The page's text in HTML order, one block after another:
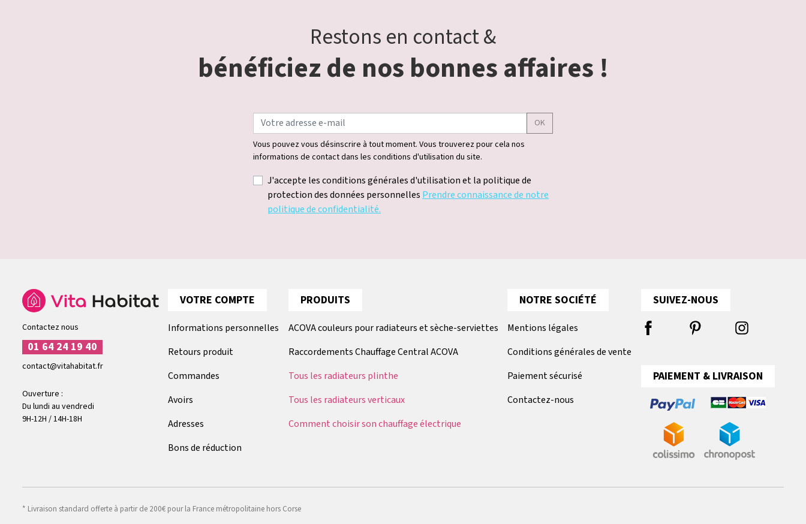
Restons en contact &
bénéficiez de nos bonnes affaires !
OK
Vous pouvez vous désinscrire à tout moment. Vous trouverez pour cela nos
informations de contact dans les conditions d'utilisation du site.
J'accepte les conditions générales d'utilisation et la politique de
protection des données personnelles Prendre connaissance de notre
politique de confidentialité.
Contactez nous
01 64 24 19 40
contact@vitahabitat.fr
Ouverture :
Du lundi au vendredi
9H-12H / 14H-18H
VOTRE COMPTE
Informations personnelles
Retours produit
Commandes
Avoirs
Adresses
Bons de réduction
PRODUITS
ACOVA couleurs pour radiateurs et sèche-serviettes
Raccordements Chauffage Central ACOVA
Tous les radiateurs plinthe
Tous les radiateurs verticaux
Comment choisir son chauffage électrique
NOTRE SOCIÉTÉ
Mentions légales
Conditions générales de vente
Paiement sécurisé
Contactez-nous
SUIVEZ-NOUS
PAIEMENT & LIVRAISON
* Livraison standard offerte à partir de 200€ pour la France métropolitaine hors Corse